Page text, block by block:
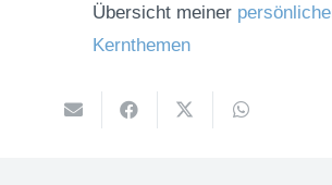
Übersicht meiner
Kernthemen